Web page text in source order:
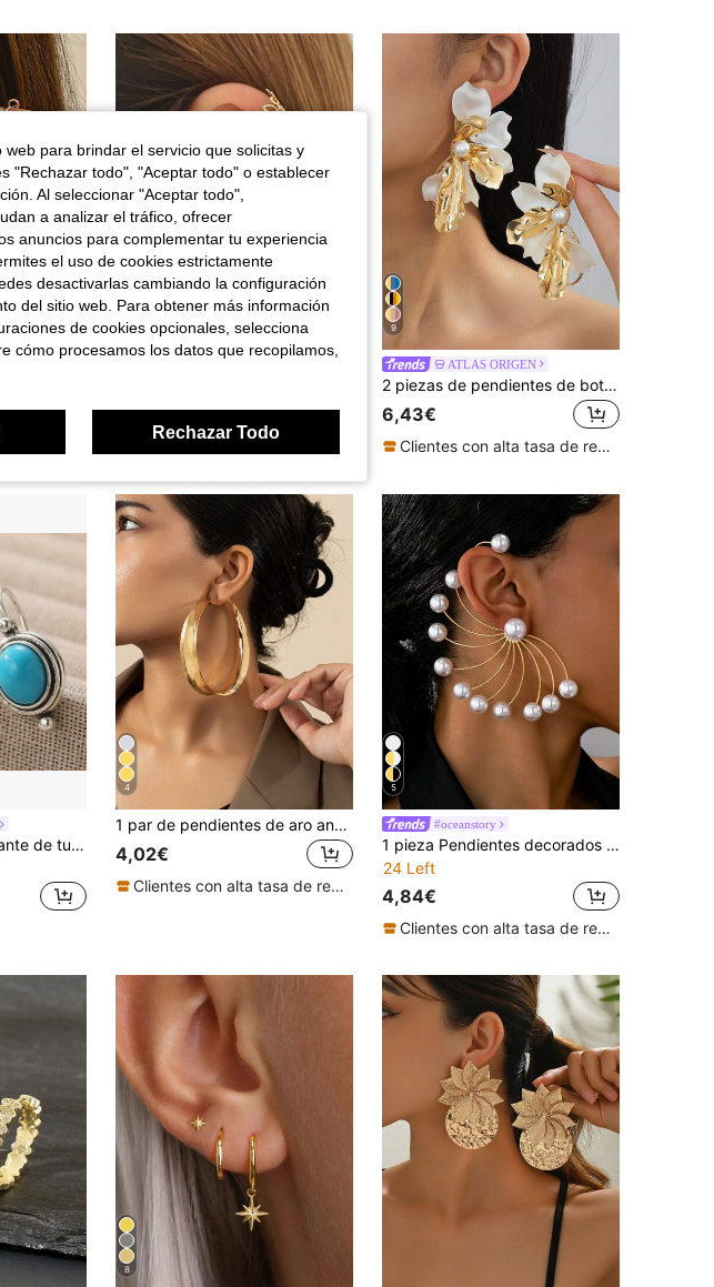
4,81 284
4,81 284
4,81 284
9
ATLAS ORIGEN
2 piezas de pendientes de botón asimétricos exagerados de oro rosa minimalistas y de moda, elegantes y versátiles, adecuados para el uso de vacaciones de las mujeres, pendientes de gran tamaño
6,43€
Clientes con alta tasa de repetición
Pendientes con colgante de turquesa vintage, joyería bohemia elegante como regalo para bodas, fiestas, diseño minimalista lujoso, ideal para aniversarios, cumpleaños, fiestas y vestimenta de noche
4
1 par de pendientes de aro anchos y grandes de estilo punk para mujeres, aptos para fiestas y uso diario
4,02€
Clientes con alta tasa de repetición
5
#oceanstory
1 pieza Pendientes decorados con perlas falsas de moda, adecuados para fiestas, reuniones y banquetes de mujeres, regalo
24 Left
4,84€
Clientes con alta tasa de repetición
8
para brindar el servicio que solicitas y
"Rechazar todo", "Aceptar todo" o establecer
Al seleccionar "Aceptar todo",
a analizar el tráfico, ofrecer
anuncios para complementar tu experiencia
el uso de cookies estrictamente
desactivarlas cambiando la configuración
del sitio web. Para obtener más información
de cookies opcionales, selecciona
cómo procesamos los datos que recopilamos,
Rechazar Todo